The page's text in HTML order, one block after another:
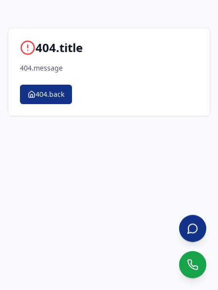
404.title
404.message
404.back